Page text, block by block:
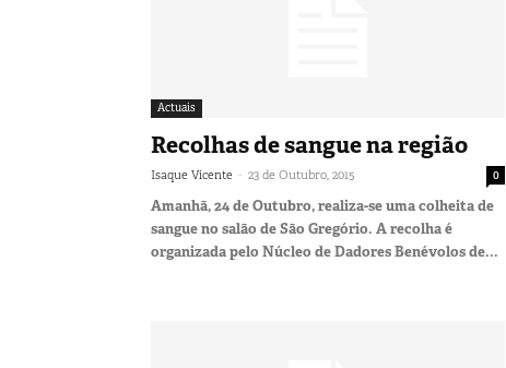
Actuais
Recolhas de sangue na região
Isaque Vicente - 23 de Outubro, 2015 0
Amanhã, 24 de Outubro, realiza-se uma colheita de
sangue no salão de São Gregório. A recolha é
organizada pelo Núcleo de Dadores Benévolos de...